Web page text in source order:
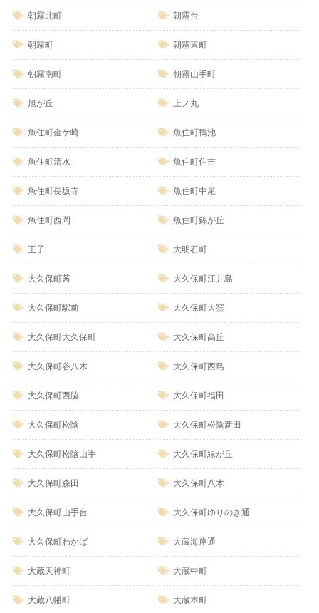
朝霧北町 朝霧台
朝霧町 朝霧東町
朝霧南町 朝霧山手町
旭が丘 上ノ丸
魚住町金ケ崎 魚住町鴨池
魚住町清水 魚住町住吉
魚住町長坂寺 魚住町中尾
魚住町西岡 魚住町錦が丘
王子 大明石町
大久保町茜 大久保町江井島
大久保町駅前 大久保町大窪
大久保町大久保町 大久保町高丘
大久保町谷八木 大久保町西島
大久保町西脇 大久保町福田
大久保町松陰 大久保町松陰新田
大久保町松陰山手 大久保町緑が丘
大久保町森田 大久保町八木
大久保町山手台 大久保町ゆりのき通
大久保町わかば 大蔵海岸通
大蔵天神町 大蔵中町
大蔵八幡町 大蔵本町